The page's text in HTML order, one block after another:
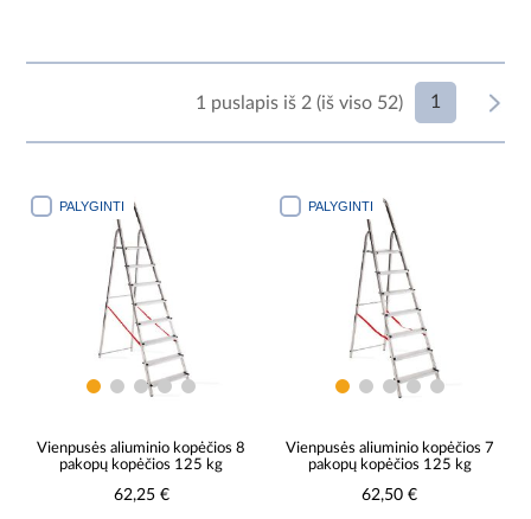
1 puslapis iš 2 (iš viso 52) 1
PALYGINTI
Vienpusės aliuminio kopėčios 8
pakopų kopėčios 125 kg
62,25 €
PALYGINTI
Vienpusės aliuminio kopėčios 7
pakopų kopėčios 125 kg
62,50 €